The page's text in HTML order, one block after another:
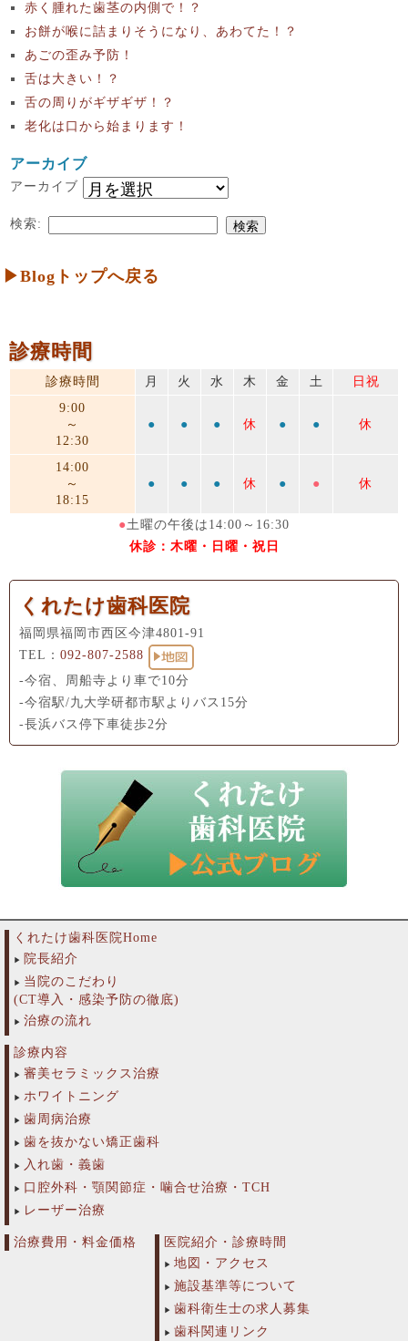
赤く腫れた歯茎の内側で！？
お餅が喉に詰まりそうになり、あわてた！？
あごの歪み予防！
舌は大きい！？
舌の周りがギザギザ！？
老化は口から始まります！
アーカイブ
アーカイブ
検索:
▶Blogトップへ戻る
診療時間
診療時間 月 火 水 木 金 土
日祝
9:00
～
12:30
● ● ● 休 ● ● 休
14:00
～
18:15
● ● ● 休 ● ● 休
●土曜の午後は14:00～16:30
休診：木曜・日曜・祝日
くれたけ歯科医院
福岡県福岡市西区今津4801-91
TEL： 092-807-2588
-今宿、周船寺より車で10分
-今宿駅/九大学研都市駅よりバス15分
-長浜バス停下車徒歩2分
くれたけ歯科医院Home
院長紹介
当院のこだわり
(CT導入・感染予防の徹底)
治療の流れ
診療内容
審美セラミックス治療
ホワイトニング
歯周病治療
歯を抜かない矯正歯科
入れ歯・義歯
口腔外科・顎関節症・噛合せ治療・TCH
レーザー治療
治療費用・料金価格
医院紹介・診療時間
地図・アクセス
施設基準等について
歯科衛生士の求人募集
歯科関連リンク